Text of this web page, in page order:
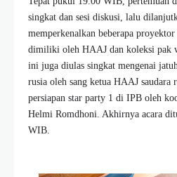
singkat dan sesi diskusi, lalu
memperkenalkan beberapa
dimiliki oleh HAAJ dan koleksi pak
ini juga diulas singkat mengenai
rusia oleh sang ketua HAAJ saudara
persiapan star party 1 di IPB oleh
Helmi Romdhoni. Akhirnya acara
WIB.